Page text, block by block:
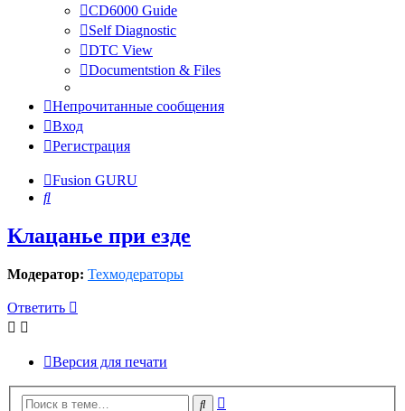
CD6000 Guide
Self Diagnostic
DTC View
Documentstion & Files
Непрочитанные сообщения
Вход
Регистрация
Fusion GURU
Поиск
Клацанье при езде
Модератор: Техмодераторы
Ответить
Версия для печати
Поиск